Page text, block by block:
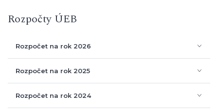
Výroční zpráva za rok 2004
Rozpočty ÚEB
Rozpočet na rok 2026
Rozpočet na rok 2025